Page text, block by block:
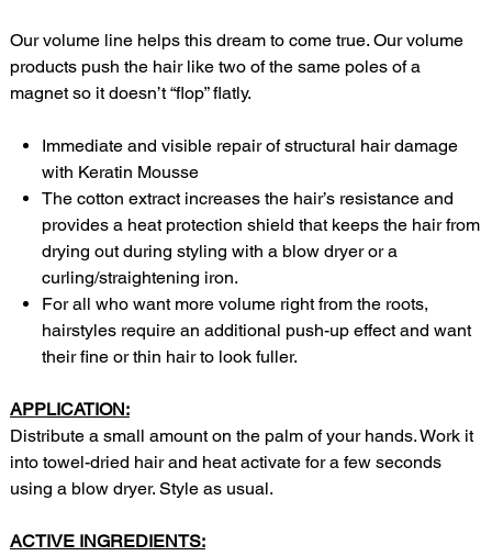
Our volume line helps this dream to come true. Our volume
products push the hair like two of the same poles of a
magnet so it doesn’t “flop” flatly.
Immediate and visible repair of structural hair damage
with Keratin Mousse
The cotton extract increases the hair’s resistance and
provides a heat protection shield that keeps the hair from
drying out during styling with a blow dryer or a
curling/straightening iron.
For all who want more volume right from the roots,
hairstyles require an additional push-up effect and want
their fine or thin hair to look fuller.
APPLICATION:
Distribute a small amount on the palm of your hands. Work it
into towel-dried hair and heat activate for a few seconds
using a blow dryer. Style as usual.
ACTIVE INGREDIENTS: